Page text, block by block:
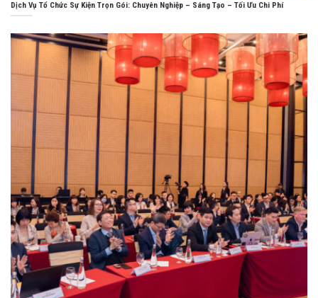
Dịch Vụ Tổ Chức Sự Kiện Trọn Gói: Chuyên Nghiệp – Sáng Tạo – Tối Ưu Chi Phí